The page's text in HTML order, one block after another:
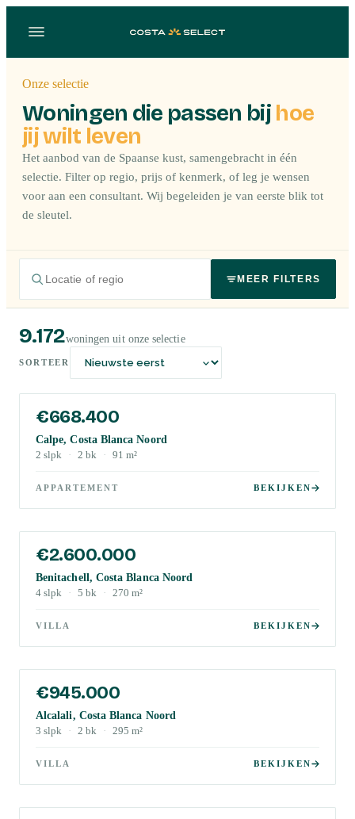
Onze selectie
Woningen die passen bij hoe
jij wilt leven
Het aanbod van de Spaanse kust, samengebracht in één
selectie. Filter op regio, prijs of kenmerk, of leg je wensen
voor aan een consultant. Wij begeleiden je van eerste blik tot
de sleutel.
MEER FILTERS
9.172woningen uit onze selectie
SORTEER
€668.400
Calpe, Costa Blanca Noord
2 slpk · 2 bk · 91 m²
APPARTEMENT BEKIJKEN
€2.600.000
Benitachell, Costa Blanca Noord
4 slpk · 5 bk · 270 m²
VILLA BEKIJKEN
€945.000
Alcalali, Costa Blanca Noord
3 slpk · 2 bk · 295 m²
VILLA BEKIJKEN